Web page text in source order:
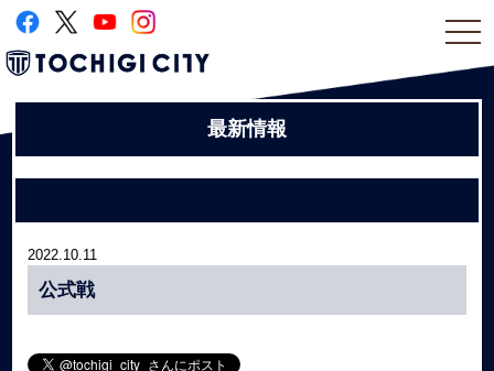
最新情報
2022.10.11
公式戦